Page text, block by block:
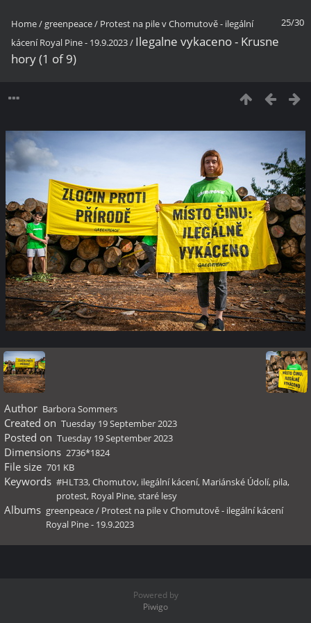
25/30
Home/ greenpeace/ Protest na pile v Chomutově - ilegální
kácení Royal Pine - 19.9.2023/ Ilegalne vykaceno - Krusne
hory (1 of 9)
Author Barbora Sommers
Created on Tuesday 19 September 2023
Posted on Tuesday 19 September 2023
Dimensions 2736*1824
File size 701 KB
Keywords #HLT33,Chomutov, ilegální kácení, Mariánské Údolí, pila,
protest, Royal Pine,staré lesy
Albums greenpeace/ Protest na pile v Chomutově - ilegální kácení
Royal Pine - 19.9.2023
Powered by
Piwigo